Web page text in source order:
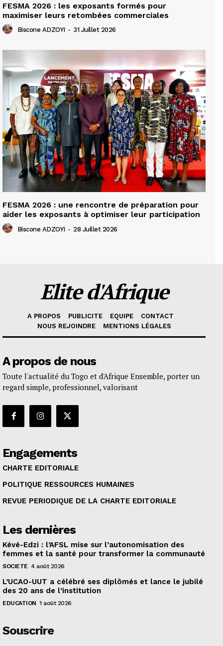
FESMA 2026 : les exposants formés pour
maximiser leurs retombées commerciales
Biscone ADZOYI - 31 Juillet 2026
FESMA 2026 : une rencontre de préparation pour
aider les exposants à optimiser leur participation
Biscone ADZOYI - 28 Juillet 2026
Elite d'Afrique
A PROPOS PUBLICITE EQUIPE
CONTACT
NOUS REJOINDRE
MENTIONS LÉGALES
A propos de nous
Toute l'actualité du Togo et d'Afrique Ensemble, porter un
regard simple, professionnel, valorisant
Engagements
CHARTE EDITORIALE
POLITIQUE RESSOURCES HUMAINES
REVUE PERIODIQUE DE LA CHARTE EDITORIALE
Les dernières
Kévé-Edzi : l’AFSL mise sur l’autonomisation des
femmes et la santé pour transformer la communauté
SOCIETE 4 août 2026
L’UCAO-UUT a célébré ses diplômés et lance le jubilé
des 20 ans de l’institution
EDUCATION 1 août 2026
Souscrire